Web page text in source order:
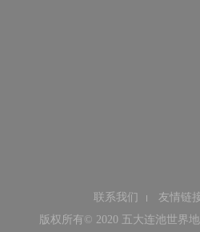
联系我们 友情链
版权所有© 2020 五大连池世界